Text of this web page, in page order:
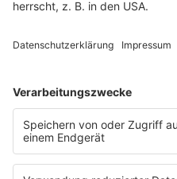
80s80s
Das Ergebnis aller
sofort jeden
80s80s Countdown